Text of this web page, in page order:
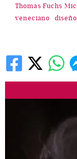
Thomas Fuchs
veneciano